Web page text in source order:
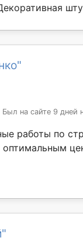
Был на сайте 9 дней
работы по